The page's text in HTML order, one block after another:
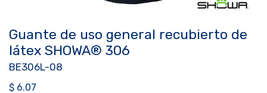
Guante de uso general recubierto de
látex SHOWA® 306
BE306L-08
$ 6.07